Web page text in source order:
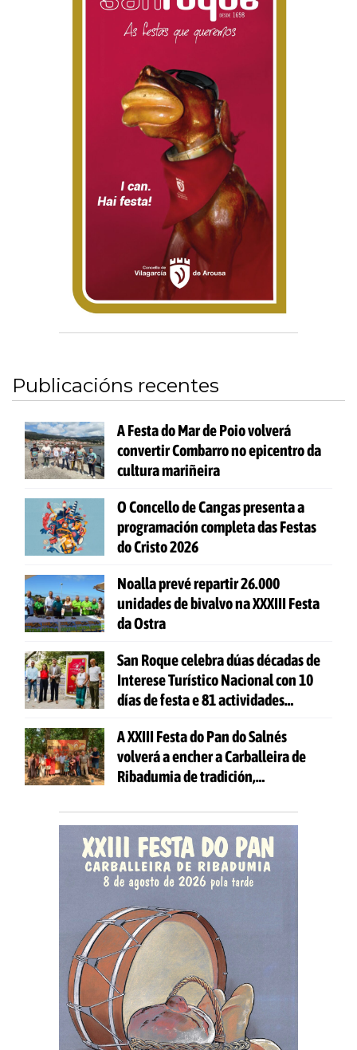
Publicacións recentes
A Festa do Mar de Poio volverá
convertir Combarro no epicentro da
cultura mariñeira
O Concello de Cangas presenta a
programación completa das Festas
do Cristo 2026
Noalla prevé repartir 26.000
unidades de bivalvo na XXXIII Festa
da Ostra
San Roque celebra dúas décadas de
Interese Turístico Nacional con 10
días de festa e 81 actividades
A XXIII Festa do Pan do Salnés
volverá a encher a Carballeira de
Ribadumia de tradición,
todas as idades